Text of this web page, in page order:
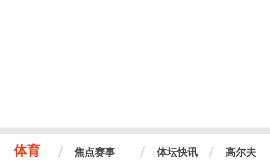
体育 焦点赛事 体坛快讯 高尔夫